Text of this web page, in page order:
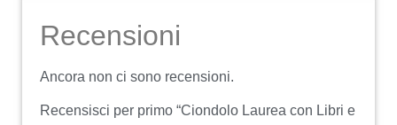
Recensioni
Ancora non ci sono recensioni.
Recensisci per primo “Ciondolo Laurea con Libri e